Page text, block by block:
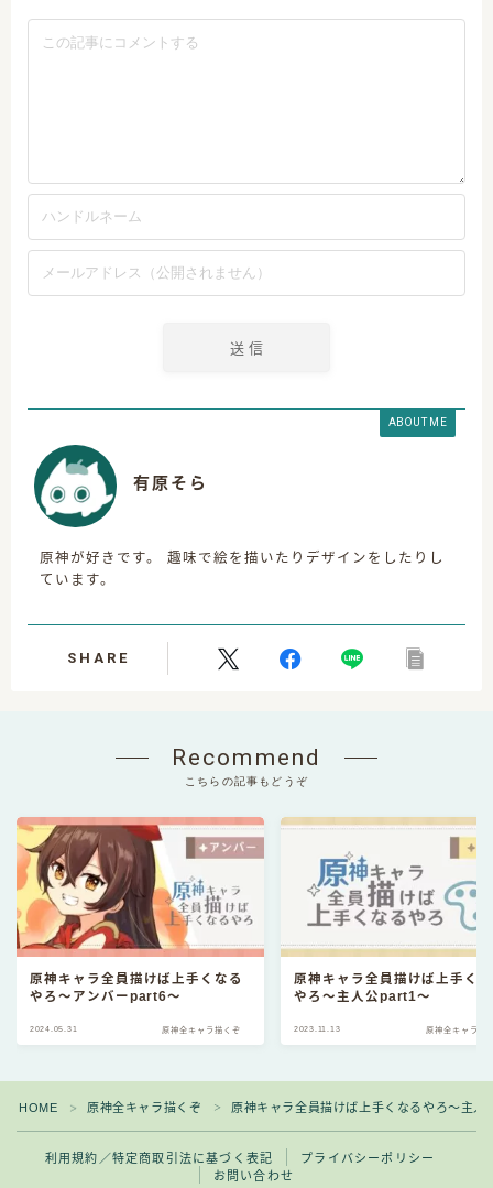
ABOUT ME
有原そら
原神が好きです。 趣味で絵を描いたりデザインをしたりし
ています。
SHARE
Recommend
こちらの記事もどうぞ
原神キャラ全員描けば上手くなる
やろ～アンバーpart6～
2024.05.31 原神全キャラ描くぞ
原神キャラ全員描けば上手く
やろ～主人公part1～
2023.11.13 原神全キャラ描
HOME ＞ 原神全キャラ描くぞ ＞ 原神キャラ全員描けば上手くなるやろ～主人
利用規約／特定商取引法に基づく表記
プライバシーポリシー
お問い合わせ